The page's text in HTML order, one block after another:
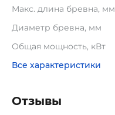
Макс. длина бревна, мм
Диаметр бревна, мм
Общая мощность, кВт
Все характеристики
Отзывы